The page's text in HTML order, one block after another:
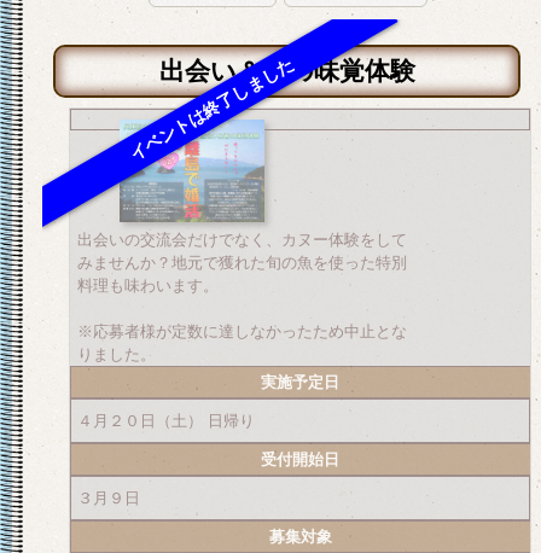
出会い＆春の味覚体験
出会いの交流会だけでなく、カヌー体験をして
みませんか？地元で獲れた旬の魚を使った特別
料理も味わいます。
※応募者様が定数に達しなかったため中止とな
りました。
実施予定日
４月２０日（土） 日帰り
受付開始日
３月９日
募集対象